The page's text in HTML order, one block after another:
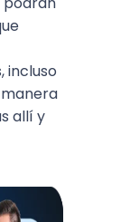
incluso
allí y